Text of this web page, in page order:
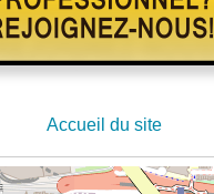
Accueil du site